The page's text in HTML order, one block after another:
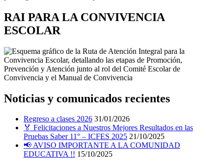
RAI PARA LA CONVIVENCIA
ESCOLAR
Noticias y comunicados recientes
Regreso a clases 2026 31/01/2026
🏅 Felicitaciones a Nuestros Mejores Resultados en las
Pruebas Saber 11° – ICFES 2025 21/10/2025
📢 AVISO IMPORTANTE A LA COMUNIDAD
EDUCATIVA !! 15/10/2025